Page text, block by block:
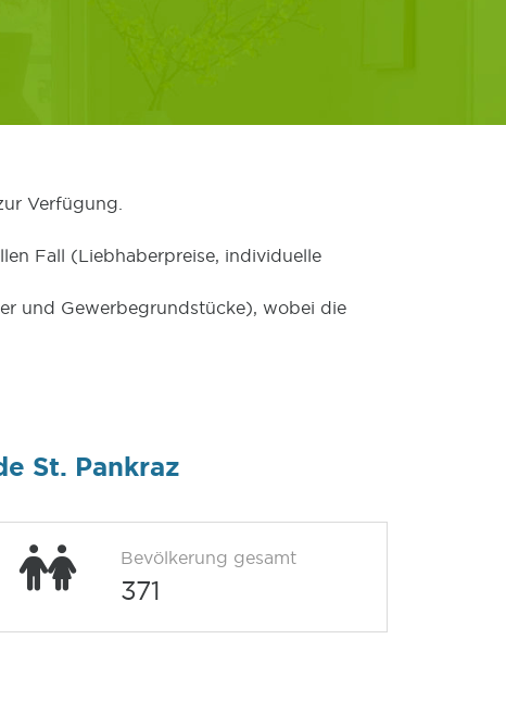
Verfügung.
Fall (Liebhaberpreise, individuelle
und Gewerbegrundstücke), wobei die
St. Pankraz
Bevölkerung gesamt
371